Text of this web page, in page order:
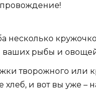
несколько
ваших рыбы и
творожного или
хлеб, и вот вы уже –